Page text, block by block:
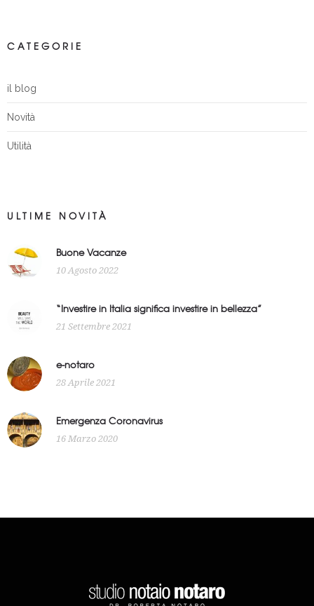
CATEGORIE
il blog
Novità
Utilità
ULTIME NOVITÀ
Buone Vacanze
10 Agosto 2022
“Investire in Italia significa investire in bellezza”
21 Settembre 2021
e-notaro
28 Aprile 2021
Emergenza Coronavirus
16 Marzo 2020